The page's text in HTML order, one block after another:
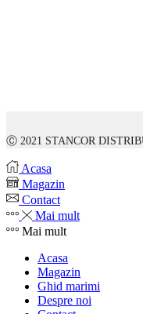
Ⓒ 2021 STANCOR
Acasa
Magazin
Contact
Mai mult
Mai mult
Acasa
Magazin
Ghid marimi
Despre noi